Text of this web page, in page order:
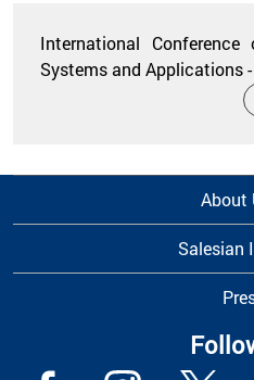
International Conference
Systems and Applications
About
Salesian